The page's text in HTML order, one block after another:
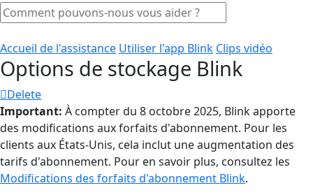
Accueil de l'assistance Utiliser l'app Blink Clips vidéo
Options de stockage Blink
Delete
Important: À compter du 8 octobre 2025, Blink apporte
des modifications aux forfaits d'abonnement. Pour les
clients aux États-Unis, cela inclut une augmentation des
tarifs d'abonnement. Pour en savoir plus, consultez les
Modifications des forfaits d'abonnement Blink.